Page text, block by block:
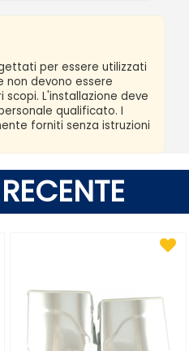
per essere utilizzati
non devono essere
L'installazione deve
qualificato. I
forniti senza istruzioni